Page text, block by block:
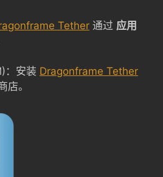
Tether 通过 应用
：安装 Dragonframe Tether
店。